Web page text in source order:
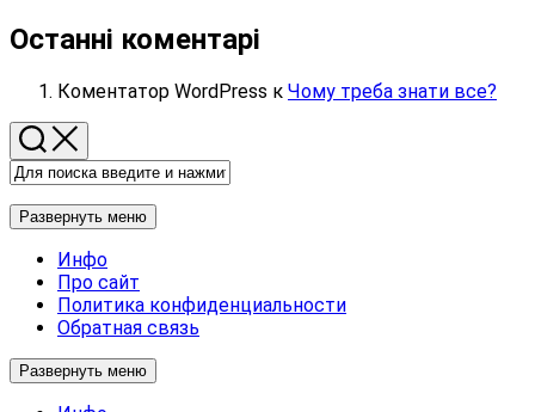
Останні коментарі
Коментатор WordPress к Чому треба знати все?
Развернуть меню
Инфо
Про сайт
Политика конфиденциальности
Обратная связь
Развернуть меню